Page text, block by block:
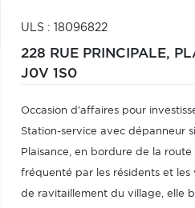
ULS : 18096822
228 RUE PRINCIPALE,
J0V 1S0
Occasion d'affaires pour
Station-service avec dépanneur
Plaisance, en bordure de la route
fréquenté par les résidents et les
de ravitaillement du village, elle